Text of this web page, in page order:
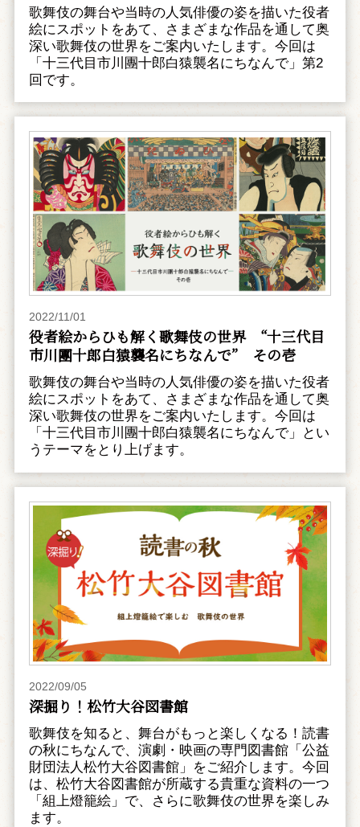
歌舞伎の舞台や当時の人気俳優の姿を描いた役者
絵にスポットをあて、さまざまな作品を通して奥
深い歌舞伎の世界をご案内いたします。今回は
「十三代目市川團十郎白猿襲名にちなんで」第2
回です。
2022/11/01
役者絵からひも解く歌舞伎の世界 “十三代目
市川團十郎白猿襲名にちなんで” その壱
歌舞伎の舞台や当時の人気俳優の姿を描いた役者
絵にスポットをあて、さまざまな作品を通して奥
深い歌舞伎の世界をご案内いたします。今回は
「十三代目市川團十郎白猿襲名にちなんで」とい
うテーマをとり上げます。
2022/09/05
深掘り！松竹大谷図書館
歌舞伎を知ると、舞台がもっと楽しくなる！読書
の秋にちなんで、演劇・映画の専門図書館「公益
財団法人松竹大谷図書館」をご紹介します。今回
は、松竹大谷図書館が所蔵する貴重な資料の一つ
「組上燈籠絵」で、さらに歌舞伎の世界を楽しみ
ます。